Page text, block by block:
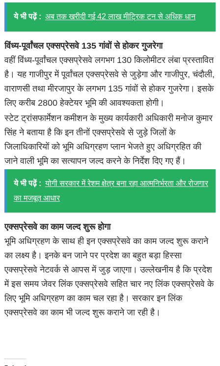
ये भी पढ़ें : अब तक खरीदी गई 42 लाख मीट्रिक टन से अधिक धान
विंध्य-पूर्वांचल एक्सप्रेसवे 135 गांवों से होकर गुजरेगा
वहीं विंध्य-पूर्वांचल एक्सप्रेसवे लगभग 130 किलोमीटर लंबा प्रस्तावित
है। यह गाजीपुर में पूर्वांचल एक्सप्रेसवे से जुड़ेगा और गाजीपुर, चंदौली,
वाराणसी तथा मीरजापुर के लगभग 135 गांवों से होकर गुजरेगा। इसके
लिए करीब 2800 हेक्टेयर भूमि की आवश्यकता होगी।
स्टेट ट्रांसफार्मेशन कमीशन के मुख्य कार्यकारी अधिकारी मनोज कुमार
सिंह ने बताया है कि इन तीनों एक्सप्रेसवे से जुड़े जिलों के
जिलाधिकारियों को भूमि अधिग्रहण प्लान भेजते हुए अधिग्रहित की
जाने वाली भूमि का सत्यापन जल्द करने के निर्देश दिए गए हैं।
ये भी पढ़ें : योगी सरकार में रेशम क्षेत्र बना रहा आत्मनिर्भरता और रोजगार
का मजबूत आधार
एक्सप्रेसवे का काम जल्द शुरू होगा
भूमि अधिग्रहण के साथ ही इन एक्सप्रेसवे का काम जल्द शुरू कराने
का लक्ष्य है। इनके बन जाने पर प्रदेश का बहुत बड़ा हिस्सा
एक्सप्रेसवे नेटवर्क से आपस में जुड़ जाएगा। उल्लेखनीय है कि प्रदेश
में इस समय जेवर लिंक एक्सप्रेसवे सहित चार नए लिंक एक्सप्रेसवे के
लिए भूमि अधिग्रहण का काम चल रहा है। सरकार इन लिंक
एक्सप्रेसवे का काम भी जल्द शुरू कराने जा रही है।